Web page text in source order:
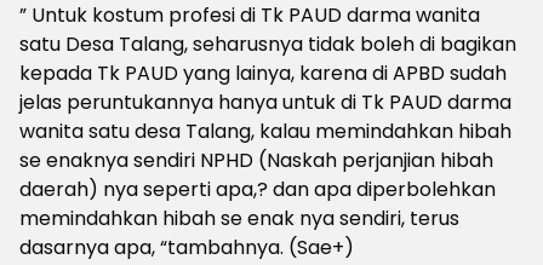
” Untuk kostum profesi di Tk PAUD darma wanita
satu Desa Talang, seharusnya tidak boleh di bagikan
kepada Tk PAUD yang lainya, karena di APBD sudah
jelas peruntukannya hanya untuk di Tk PAUD darma
wanita satu desa Talang, kalau memindahkan hibah
se enaknya sendiri NPHD (Naskah perjanjian hibah
daerah) nya seperti apa,? dan apa diperbolehkan
memindahkan hibah se enak nya sendiri, terus
dasarnya apa, “tambahnya. (Sae+)